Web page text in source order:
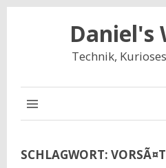
Daniel's
Technik,
SCHLAGWORT: